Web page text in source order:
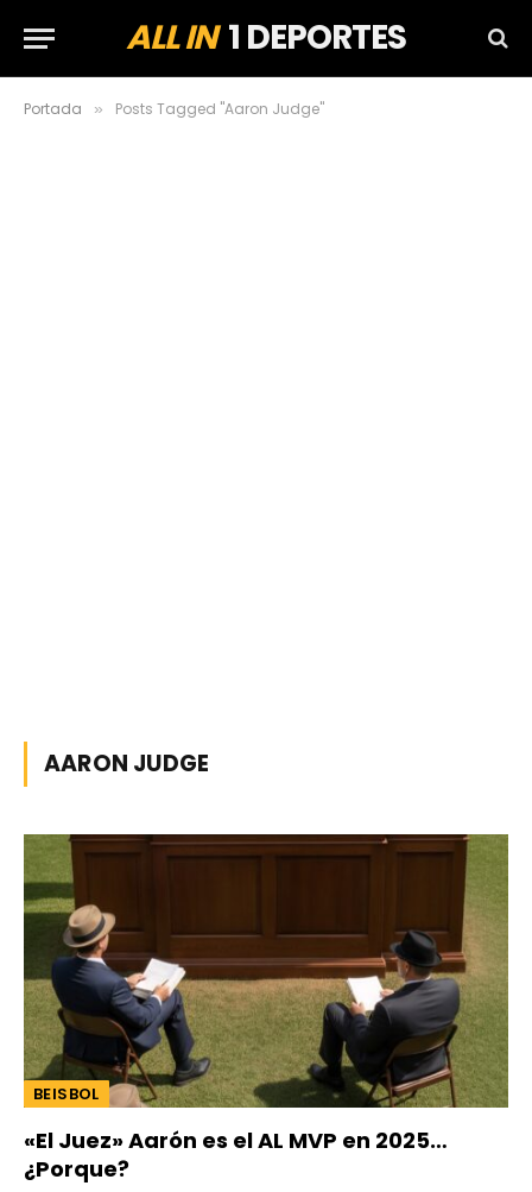
ALL IN1 DEPORTES
Portada » Posts Tagged "Aaron Judge"
AARON JUDGE
BEISBOL
«El Juez» Aarón es el AL MVP en 2025…
¿Porque?